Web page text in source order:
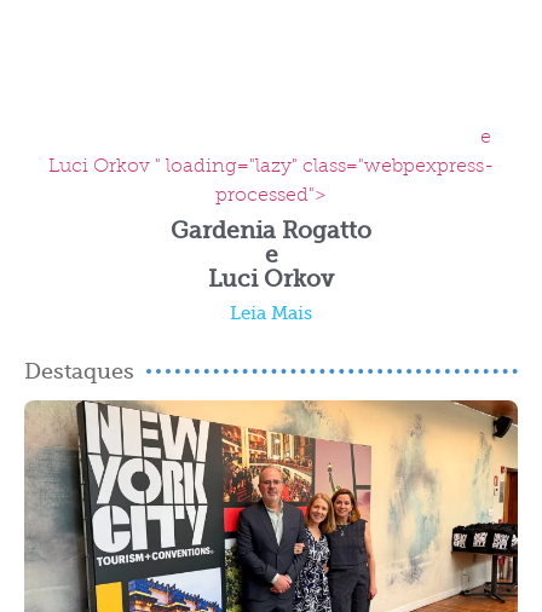
e
Luci Orkov " loading="lazy" class="webpexpress-
processed">
Gardenia Rogatto
e
Luci Orkov
Leia Mais
Destaques